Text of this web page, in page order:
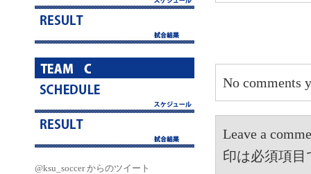
@ksu_soccer からのツイート
No comments
Leave a
印は必須項目